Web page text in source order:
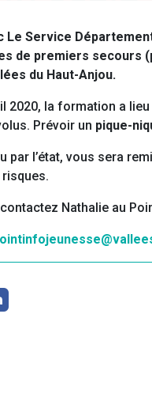
Le Service
de premiers secours
du Haut-Anjou.
2020, la formation a
Prévoir un pique-
par l’état, vous sera
Nathalie au